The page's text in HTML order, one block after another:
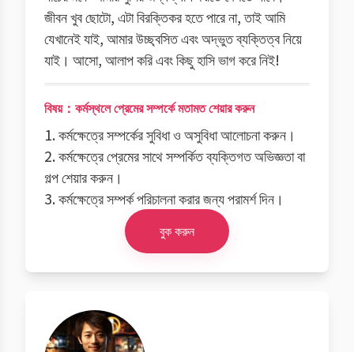
জীবন খুব ছোটো, এটা বিরক্তিকর হতে পারে না, তাই আমি
যেখানেই যাই, আমার উচ্ছ্বসিত এবং অদ্ভুত ব্যক্তিত্ব নিয়ে
যাই। আসো, আলাপ করি এবং কিছু হাসি ভাগ করে নিই!
বিষয়：কর্মস্থলে প্রেমের সম্পর্কে মতামত শেয়ার করুন
1. কর্মক্ষেত্রে সম্পর্কের সুবিধা ও অসুবিধা আলোচনা করুন।
2. কর্মক্ষেত্রে প্রেমের সাথে সম্পর্কিত ব্যক্তিগত অভিজ্ঞতা বা
গল্প শেয়ার করুন।
3. কর্মক্ষেত্রে সম্পর্ক পরিচালনা করার জন্য পরামর্শ দিন।
বুক করুন